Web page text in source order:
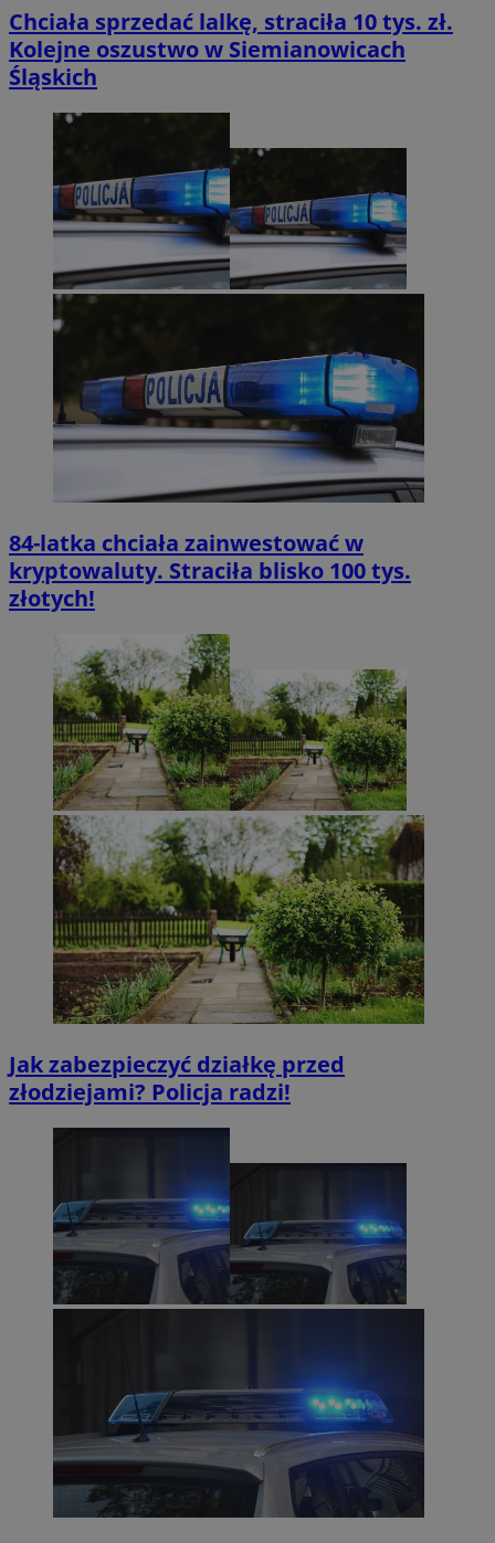
Chciała sprzedać lalkę, straciła 10 tys. zł.
Kolejne oszustwo w Siemianowicach
Śląskich
84-latka chciała zainwestować w
kryptowaluty. Straciła blisko 100 tys.
złotych!
Jak zabezpieczyć działkę przed
złodziejami? Policja radzi!